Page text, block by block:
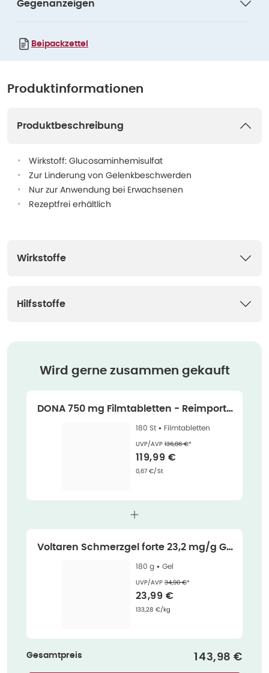
Gegenanzeigen
Beipackzettel
Produktinformationen
Produktbeschreibung
Wirkstoff: Glucosaminhemisulfat
Zur Linderung von Gelenkbeschwerden
Nur zur Anwendung bei Erwachsenen
Rezeptfrei erhältlich
Wirkstoffe
Hilfsstoffe
Wird gerne zusammen gekauft
DONA 750 mg Filmtabletten - Reimport 1
80 St180 St • Filmtabletten
UVP/AVPEhemaliger Preis (U V P)
136,86 €*
Verkaufspreis
119,99 €
Grundpreis
0,67 €/St
Voltaren Schmerzgel forte 23,2 mg/g Ge
l 180 g180 g • Gel
UVP/AVPEhemaliger Preis (U V P)
34,90 €*
Verkaufspreis
23,99 €
Grundpreis:
133,28 €/kg
Gesamtpreis 143,98 €